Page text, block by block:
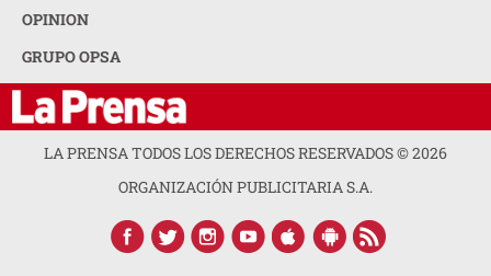
OPINION
GRUPO OPSA
LA PRENSA TODOS LOS DERECHOS RESERVADOS ©2026
ORGANIZACIÓN PUBLICITARIA S.A.